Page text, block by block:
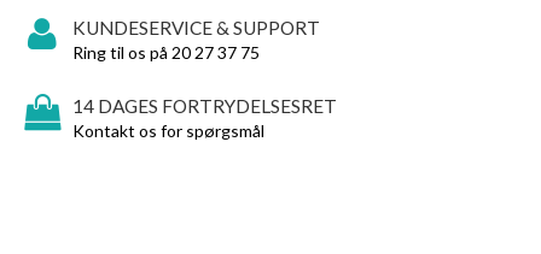
KUNDESERVICE & SUPPORT
Ring til os på 20 27 37 75
14 DAGES FORTRYDELSESRET
Kontakt os for spørgsmål